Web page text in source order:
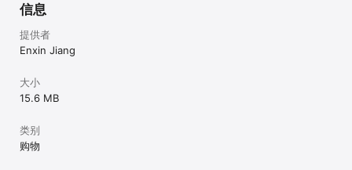
信息
提供者
Enxin Jiang
大小
15.6 MB
类别
购物